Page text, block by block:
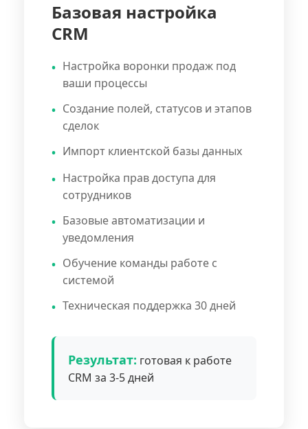
Базовая настройка
CRM
Настройка воронки продаж под
ваши процессы
Создание полей, статусов и этапов
сделок
Импорт клиентской базы данных
Настройка прав доступа для
сотрудников
Базовые автоматизации и
уведомления
Обучение команды работе с
системой
Техническая поддержка 30 дней
Результат: готовая к работе
CRM за 3-5 дней